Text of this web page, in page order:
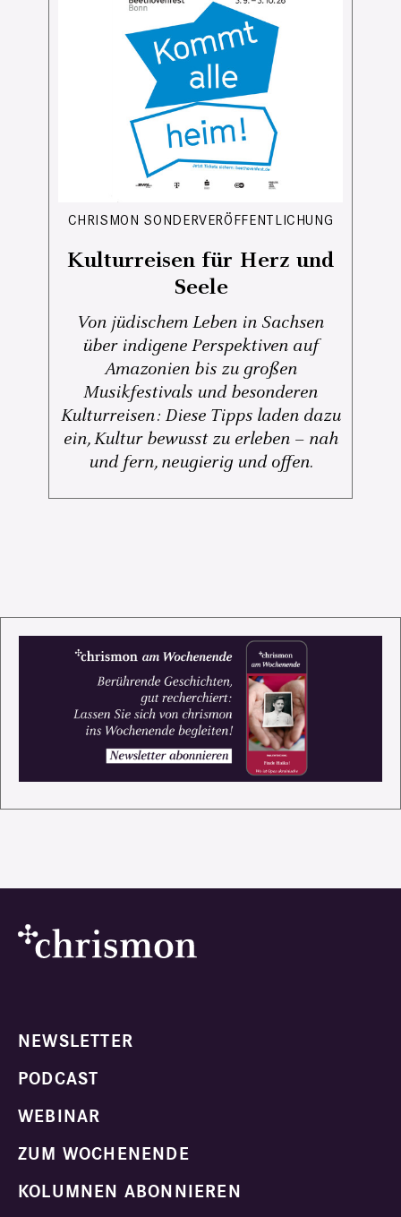
CHRISMON SONDERVERÖFFENTLICHUNG
Kulturreisen für Herz und
Seele
Von jüdischem Leben in Sachsen
über indigene Perspektiven auf
Amazonien bis zu großen
Musikfestivals und besonderen
Kulturreisen: Diese Tipps laden dazu
ein, Kultur bewusst zu erleben – nah
und fern, neugierig und offen.
NEWSLETTER
PODCAST
WEBINAR
ZUM WOCHENENDE
KOLUMNEN ABONNIEREN